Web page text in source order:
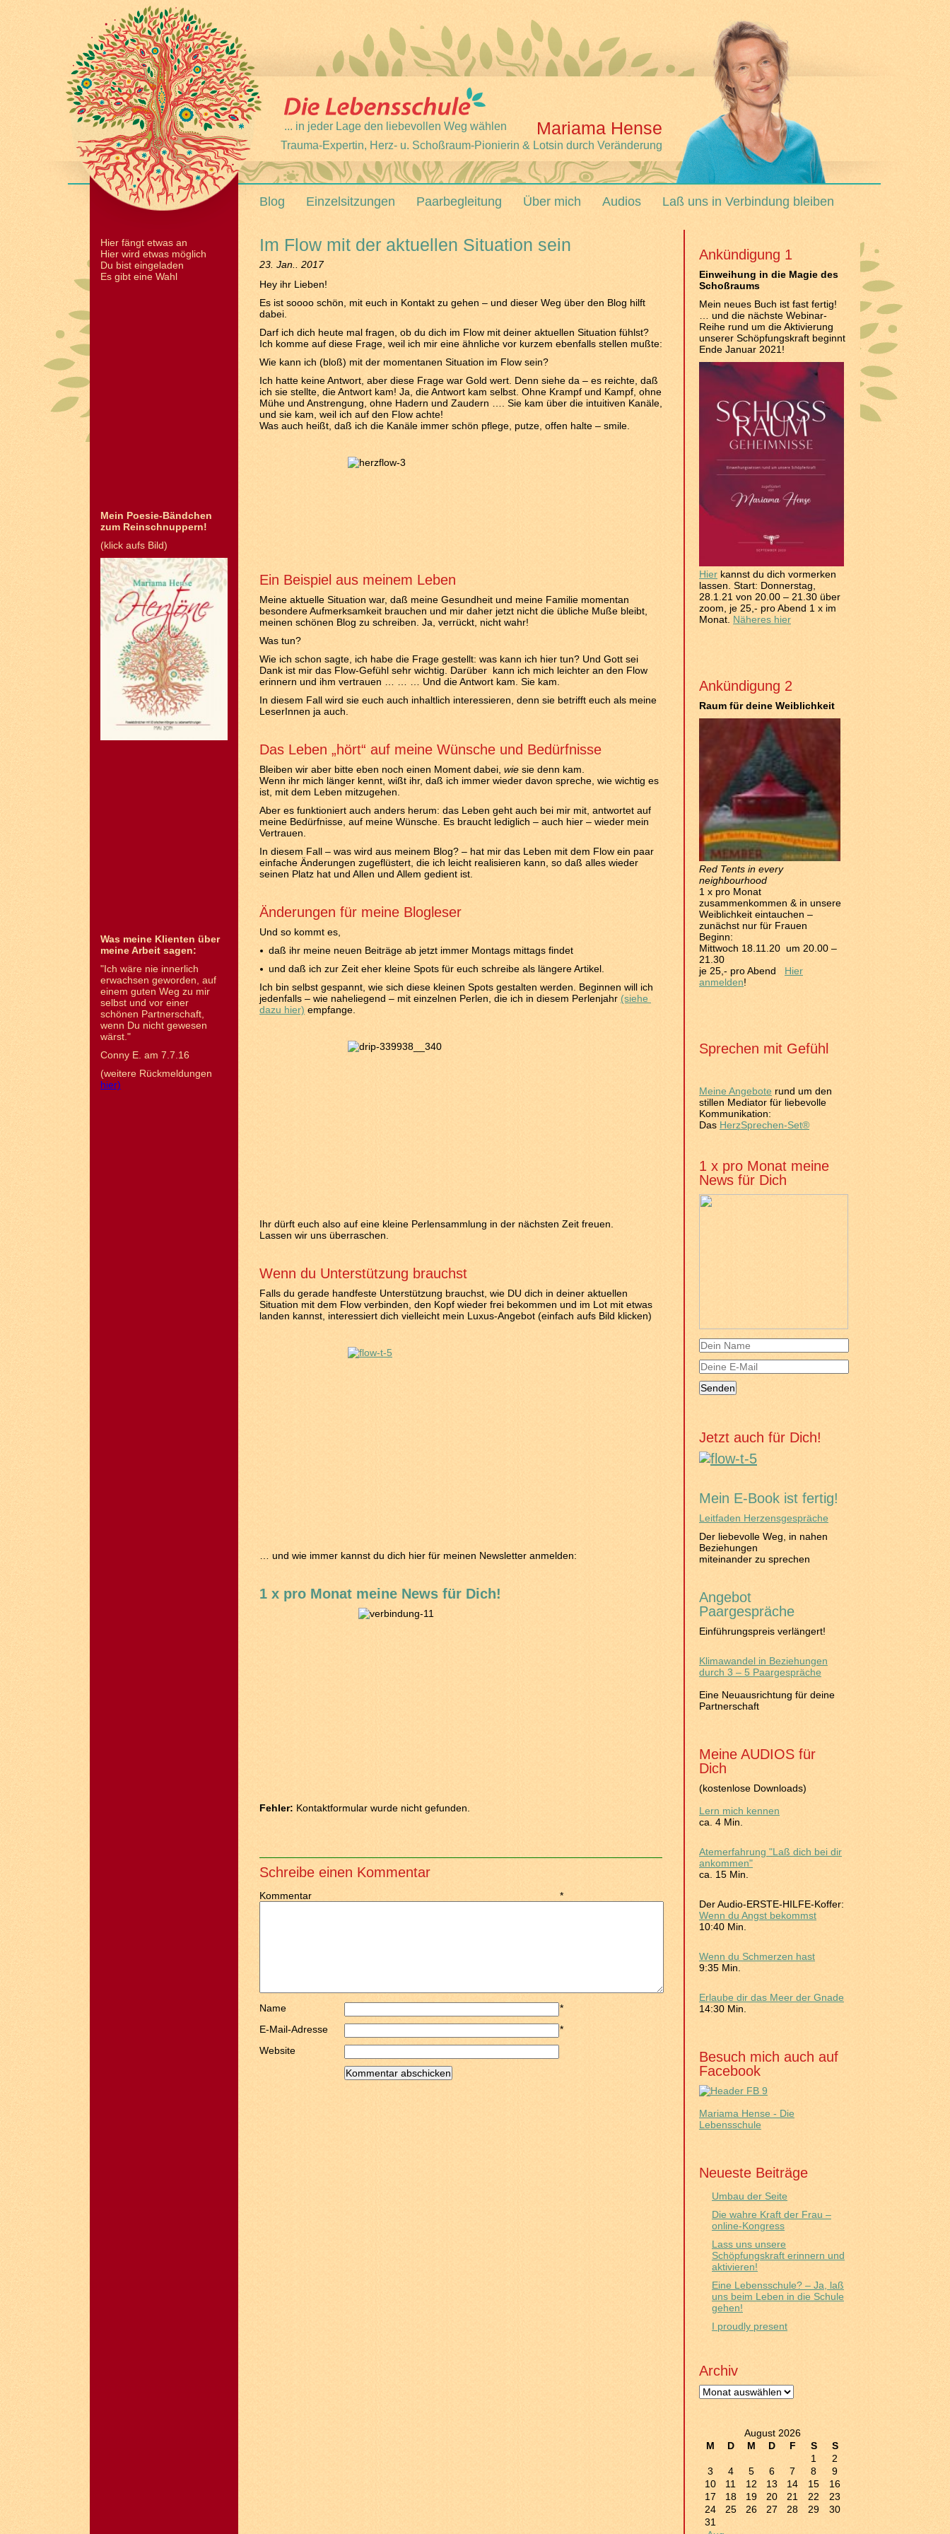
... in jeder Lage den liebevollen Weg wählen Mariama Hense
Trauma-Expertin, Herz- u. Schoßraum-Pionierin & Lotsin durch Veränderung
Blog Einzelsitzungen Paarbegleitung Über mich Audios Laß uns in Verbindung bleiben
Hier fängt etwas an
Hier wird etwas möglich
Du bist eingeladen
Es gibt eine Wahl
Mein Poesie-Bändchen
zum Reinschnuppern!
(klick aufs Bild)
Was meine Klienten über
meine Arbeit sagen:
"Ich wäre nie innerlich
erwachsen geworden, auf
einem guten Weg zu mir
selbst und vor einer
schönen Partnerschaft,
wenn Du nicht gewesen
wärst."
Conny E. am 7.7.16
(weitere Rückmeldungen
hier)
Ankündigung 1
Einweihung in die Magie des
Schoßraums
Mein neues Buch ist fast fertig!
… und die nächste Webinar-
Reihe rund um die Aktivierung
unserer Schöpfungskraft beginnt
Ende Januar 2021!
Hier kannst du dich vormerken
lassen. Start: Donnerstag,
28.1.21 von 20.00 – 21.30 über
zoom, je 25,- pro Abend 1 x im
Monat. Näheres hier
Ankündigung 2
Raum für deine Weiblichkeit
Red Tents in every
neighbourhood
1 x pro Monat
zusammenkommen & in unsere
Weiblichkeit eintauchen –
zunächst nur für Frauen
Beginn:
Mittwoch 18.11.20 um 20.00 –
21.30
je 25,- pro Abend Hier
anmelden!
Sprechen mit Gefühl
Meine Angebote rund um den
stillen Mediator für liebevolle
Kommunikation:
Das HerzSprechen-Set®
1 x pro Monat meine
News für Dich
Jetzt auch für Dich!
Mein E-Book ist fertig!
Leitfaden Herzensgespräche
Der liebevolle Weg, in nahen
Beziehungen
miteinander zu sprechen
Angebot
Paargespräche
Einführungspreis verlängert!
Klimawandel in Beziehungen
durch 3 – 5 Paargespräche
Eine Neuausrichtung für deine
Partnerschaft
Meine AUDIOS für
Dich
(kostenlose Downloads)
Lern mich kennen
ca. 4 Min.
Atemerfahrung "Laß dich bei dir
ankommen"
ca. 15 Min.
Der Audio-ERSTE-HILFE-Koffer:
Wenn du Angst bekommst
10:40 Min.
Wenn du Schmerzen hast
9:35 Min.
Erlaube dir das Meer der Gnade
14:30 Min.
Besuch mich auch auf
Facebook
Mariama Hense - Die
Lebensschule
Neueste Beiträge
Umbau der Seite
Die wahre Kraft der Frau –
online-Kongress
Lass uns unsere
Schöpfungskraft erinnern und
aktivieren!
Eine Lebensschule? – Ja, laß
uns beim Leben in die Schule
gehen!
I proudly present
Archiv
Archiv
August 2026
M
D M D F S
S
1
2
3
4 5 6 7 8
9
10
11 12 13 14 15
16
17
18 19 20 21 22
23
24
25 26 27 28 29
30
31
Im Flow mit der aktuellen Situation sein
23. Jan.. 2017
Hey ihr Lieben!
Es ist soooo schön, mit euch in Kontakt zu gehen – und dieser Weg über den Blog hilft
dabei.
Darf ich dich heute mal fragen, ob du dich im Flow mit deiner aktuellen Situation fühlst?
Ich komme auf diese Frage, weil ich mir eine ähnliche vor kurzem ebenfalls stellen mußte:
Wie kann ich (bloß) mit der momentanen Situation im Flow sein?
Ich hatte keine Antwort, aber diese Frage war Gold wert. Denn siehe da – es reichte, daß
ich sie stellte, die Antwort kam! Ja, die Antwort kam selbst. Ohne Krampf und Kampf, ohne
Mühe und Anstrengung, ohne Hadern und Zaudern …. Sie kam über die intuitiven Kanäle,
und sie kam, weil ich auf den Flow achte!
Was auch heißt, daß ich die Kanäle immer schön pflege, putze, offen halte – smile.
Ein Beispiel aus meinem Leben
Meine aktuelle Situation war, daß meine Gesundheit und meine Familie momentan
besondere Aufmerksamkeit brauchen und mir daher jetzt nicht die übliche Muße bleibt,
meinen schönen Blog zu schreiben. Ja, verrückt, nicht wahr!
Was tun?
Wie ich schon sagte, ich habe die Frage gestellt: was kann ich hier tun? Und Gott sei
Dank ist mir das Flow-Gefühl sehr wichtig. Darüber kann ich mich leichter an den Flow
erinnern und ihm vertrauen … … … Und die Antwort kam. Sie kam.
In diesem Fall wird sie euch auch inhaltlich interessieren, denn sie betrifft euch als meine
LeserInnen ja auch.
Das Leben „hört“ auf meine Wünsche und Bedürfnisse
Bleiben wir aber bitte eben noch einen Moment dabei, wie sie denn kam.
Wenn ihr mich länger kennt, wißt ihr, daß ich immer wieder davon spreche, wie wichtig es
ist, mit dem Leben mitzugehen.
Aber es funktioniert auch anders herum: das Leben geht auch bei mir mit, antwortet auf
meine Bedürfnisse, auf meine Wünsche. Es braucht lediglich – auch hier – wieder mein
Vertrauen.
In diesem Fall – was wird aus meinem Blog? – hat mir das Leben mit dem Flow ein paar
einfache Änderungen zugeflüstert, die ich leicht realisieren kann, so daß alles wieder
seinen Platz hat und Allen und Allem gedient ist.
Änderungen für meine Blogleser
Und so kommt es,
daß ihr meine neuen Beiträge ab jetzt immer Montags mittags findet
und daß ich zur Zeit eher kleine Spots für euch schreibe als längere Artikel.
Ich bin selbst gespannt, wie sich diese kleinen Spots gestalten werden. Beginnen will ich
jedenfalls – wie naheliegend – mit einzelnen Perlen, die ich in diesem Perlenjahr (siehe
dazu hier) empfange.
Ihr dürft euch also auf eine kleine Perlensammlung in der nächsten Zeit freuen.
Lassen wir uns überraschen.
Wenn du Unterstützung brauchst
Falls du gerade handfeste Unterstützung brauchst, wie DU dich in deiner aktuellen
Situation mit dem Flow verbinden, den Kopf wieder frei bekommen und im Lot mit etwas
landen kannst, interessiert dich vielleicht mein Luxus-Angebot (einfach aufs Bild klicken)
… und wie immer kannst du dich hier für meinen Newsletter anmelden:
1 x pro Monat meine News für Dich!
Fehler: Kontaktformular wurde nicht gefunden.
Schreibe einen Kommentar
Kommentar *
Name
*
E-Mail-Adresse
*
Website